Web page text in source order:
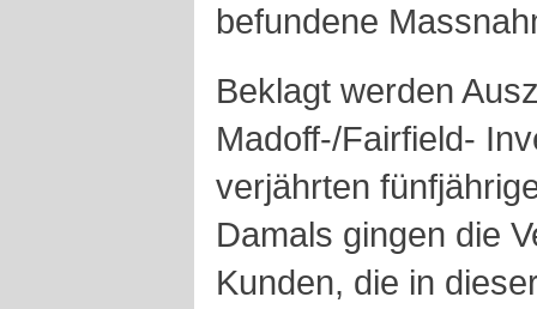
befundene
Beklagt werden
Madoff-/Fairfield-
verjährten
Damals gingen die
Kunden, die in